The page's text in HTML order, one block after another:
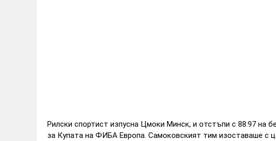
Рилски спортист изпусна Цмоки Минск, и отстъпи с 88:97 на
за Купата на ФИБА Европа. Самоковският тим изоставаше с